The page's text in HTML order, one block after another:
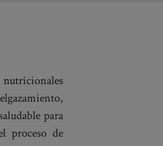
para
proceso de